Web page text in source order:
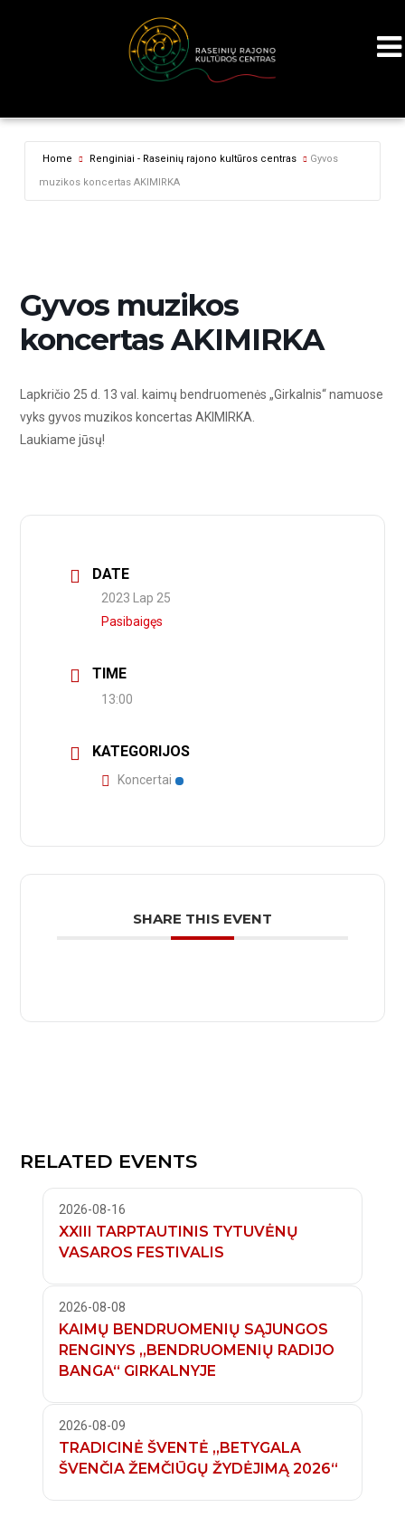
Home Renginiai - Raseinių rajono kultūros centras
Gyvos
muzikos koncertas AKIMIRKA
Gyvos muzikos
koncertas AKIMIRKA
Lapkričio 25 d. 13 val. kaimų bendruomenės „Girkalnis“ namuose
vyks gyvos muzikos koncertas AKIMIRKA.
Laukiame jūsų!
DATE
2023 Lap 25
Pasibaigęs
TIME
13:00
KATEGORIJOS
Koncertai
SHARE THIS EVENT
RELATED EVENTS
2026-08-16
XXIII TARPTAUTINIS TYTUVĖNŲ
VASAROS FESTIVALIS
2026-08-08
KAIMŲ BENDRUOMENIŲ SĄJUNGOS
RENGINYS „BENDRUOMENIŲ RADIJO
BANGA“ GIRKALNYJE
2026-08-09
TRADICINĖ ŠVENTĖ „BETYGALA
ŠVENČIA ŽEMČIŪGŲ ŽYDĖJIMĄ 2026“